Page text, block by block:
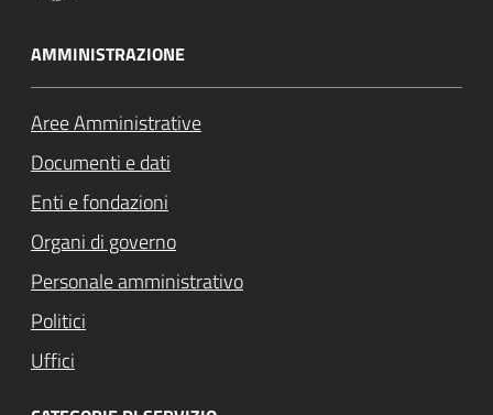
AMMINISTRAZIONE
Aree Amministrative
Documenti e dati
Enti e fondazioni
Organi di governo
Personale amministrativo
Politici
Uffici